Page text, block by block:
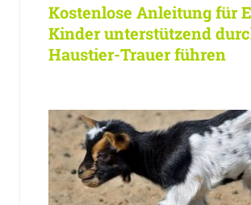
Kostenlose Anleitung für
Kinder unterstützend
Haustier-Trauer führen